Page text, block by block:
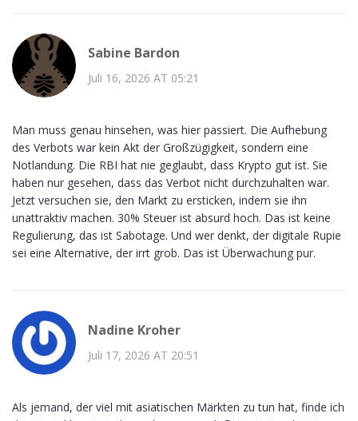
Sabine Bardon
Juli 16, 2026 AT 05:21
Man muss genau hinsehen, was hier passiert. Die Aufhebung
des Verbots war kein Akt der Großzügigkeit, sondern eine
Notlandung. Die RBI hat nie geglaubt, dass Krypto gut ist. Sie
haben nur gesehen, dass das Verbot nicht durchzuhalten war.
Jetzt versuchen sie, den Markt zu ersticken, indem sie ihn
unattraktiv machen. 30% Steuer ist absurd hoch. Das ist keine
Regulierung, das ist Sabotage. Und wer denkt, der digitale Rupie
sei eine Alternative, der irrt grob. Das ist Überwachung pur.
Nadine Kroher
Juli 17, 2026 AT 20:51
Als jemand, der viel mit asiatischen Märkten zu tun hat, finde ich